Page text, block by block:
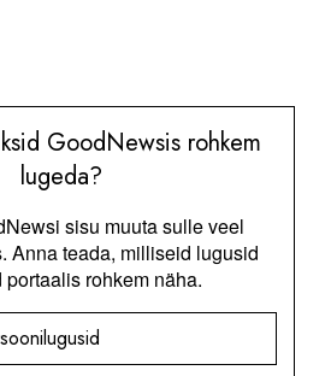
GoodNewsis rohkem
lugeda?
sisu muuta sulle veel
Anna teada, milliseid lugusid
rohkem näha.